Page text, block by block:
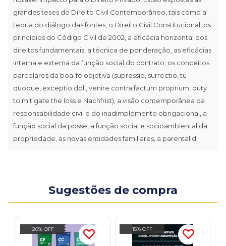
grandes teses do Direito Civil Contemporâneo, tais como a
teoria do diálogo das fontes, o Direito Civil Constitucional, os
princípios do Código Civil de 2002, a eficácia horizontal dos
direitos fundamentais, a técnica de ponderação, as eficácias
interna e externa da função social do contrato, os conceitos
parcelares da boa-fé objetiva (supressio, surrectio, tu
quoque, exceptio doli, venire contra factum proprium, duty
to mitigate the loss e Nachfrist), a visão contemporânea da
responsabilidade civil e do inadimplemento obrigacional, a
função social da posse, a função social e socioambiental da
propriedade, as novas entidades familiares, a parentalid
Sugestões de compra
20% OFF 15% OFF